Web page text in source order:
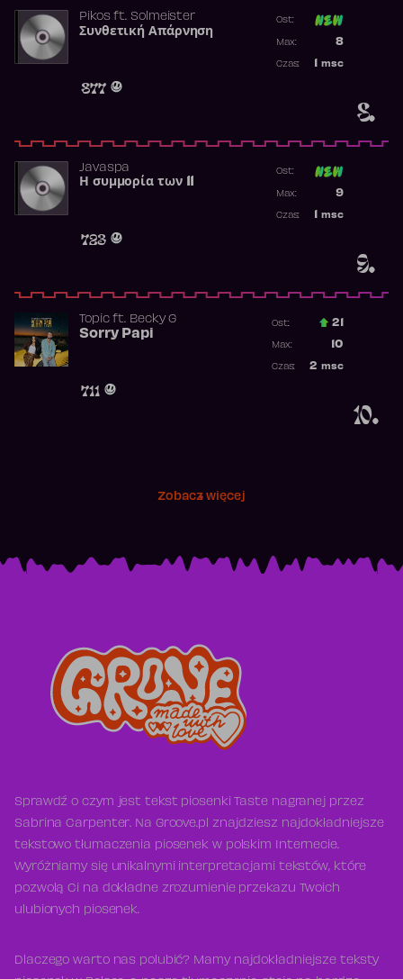
8.
Pikosft. Solmeister
Συνθετική Απάρνηση
877
Ost:
8
Max:
msc
Czas:
9.
Javaspa
Η συμμορία των 11
723
Ost:
9
Max:
msc
Czas:
10.
Topicft. Becky G
Sorry Papi
711
Ost.: 21
10
Max:
2 msc
Czas:
Zobacz więcej
Sprawdź o czym jest tekst piosenki Taste nagranej przez
Sabrina Carpenter. Na Groove.pl znajdziesz najdokładniejsze
tekstowo tłumaczenia piosenek w polskim Internecie.
Wyróżniamy się unikalnymi interpretacjami tekstów, które
pozwolą Ci na dokładne zrozumienie przekazu Twoich
ulubionych piosenek.
Dlaczego warto nas polubić? Mamy najdokładniejsze teksty